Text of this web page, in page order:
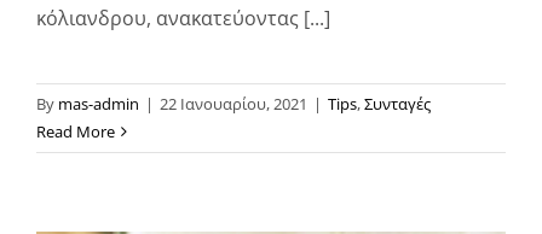
κόλιανδρου, ανακατεύοντας [...]
By mas-admin | 22 Ιανουαρίου, 2021 | Tips,Συνταγές
Read More